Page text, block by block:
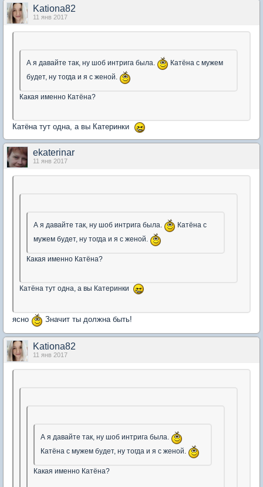
Kationa82
11 янв 2017
А я давайте так, ну шоб интрига была.
Катёна с мужем
будет, ну тогда и я с женой.
Какая именно Катёна?
Катёна тут одна, а вы Катеринки
ekaterinar
11 янв 2017
А я давайте так, ну шоб интрига была.
Катёна с
мужем будет, ну тогда и я с женой.
Какая именно Катёна?
Катёна тут одна, а вы Катеринки
ясно Значит ты должна быть!
Kationa82
11 янв 2017
А я давайте так, ну шоб интрига была.
Катёна с мужем будет, ну тогда и я с женой.
Какая именно Катёна?